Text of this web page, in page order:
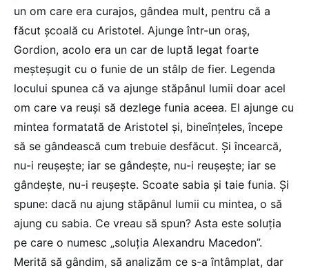
un om care era curajos, gândea mult, pentru că a
făcut școală cu Aristotel. Ajunge într-un oraș,
Gordion, acolo era un car de luptă legat foarte
meșteșugit cu o funie de un stâlp de fier. Legenda
locului spunea că va ajunge stăpânul lumii doar acel
om care va reuși să dezlege funia aceea. El ajunge cu
mintea formatată de Aristotel și, bineînțeles, începe
să se gândească cum trebuie desfăcut. Și încearcă,
nu-i reușește; iar se gândește, nu-i reușește; iar se
gândește, nu-i reușește. Scoate sabia și taie funia. Și
spune: dacă nu ajung stăpânul lumii cu mintea, o să
ajung cu sabia. Ce vreau să spun? Asta este soluția
pe care o numesc „soluția Alexandru Macedon”.
Merită să gândim, să analizăm ce s-a întâmplat, dar